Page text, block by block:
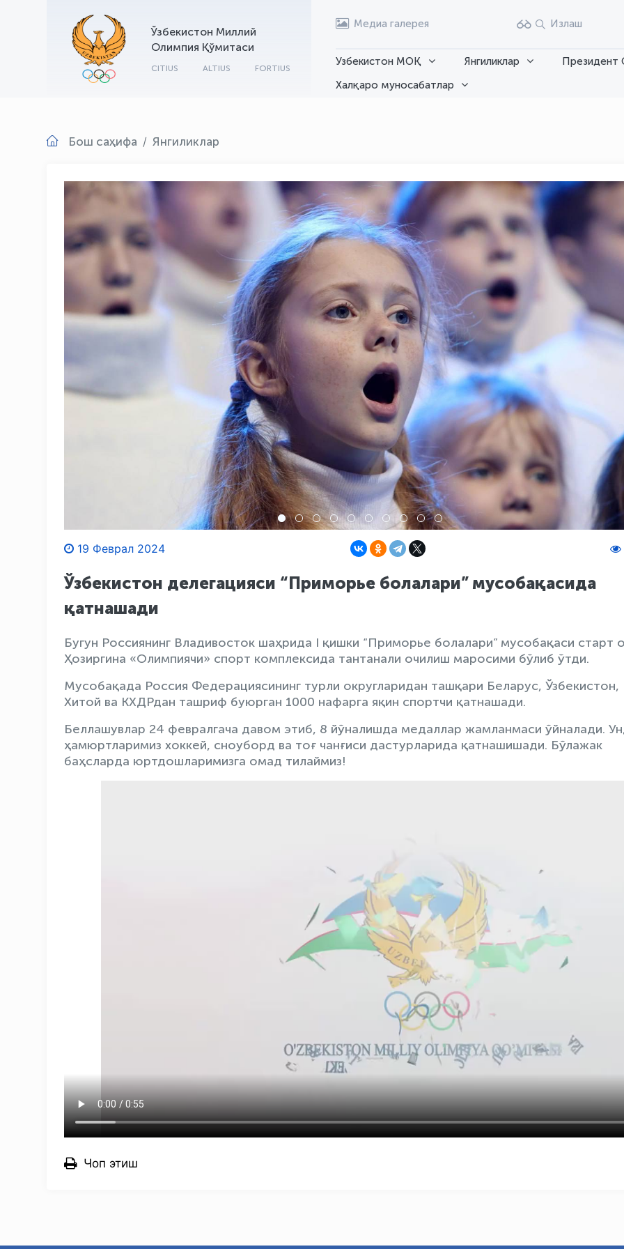
Ўзбекистон Миллий
Олимпия Қўмитаси
CITIUS ALTIUS FORTIUS
Медиа галерея Излаш
Узбекистон МОҚ Янгиликлар
Президент
Халқаро муносабатлар
Бош саҳифа Янгиликлар
19 Феврал 2024
Ўзбекистон делегацияси “Приморье болалари” мусобақасида
қатнашади
Бугун Россиянинг Владивосток шаҳрида I қишки “Приморье болалари” мусобақаси старт
Ҳозиргина «Олимпиячи» спорт комплексида тантанали очилиш маросими бўлиб ўтди.
Мусобақада Россия Федерациясининг турли округларидан ташқари Беларус, Ўзбекистон,
Хитой ва КХДРдан ташриф буюрган 1000 нафарга яқин спортчи қатнашади.
Беллашувлар 24 февралгача давом этиб, 8 йўналишда медаллар жамланмаси ўйналади.
ҳамюртларимиз хоккей, сноуборд ва тоғ чанғиси дастурларида қатнашишади. Бўлажак
баҳсларда юртдошларимизга омад тилаймиз!
Чоп этиш